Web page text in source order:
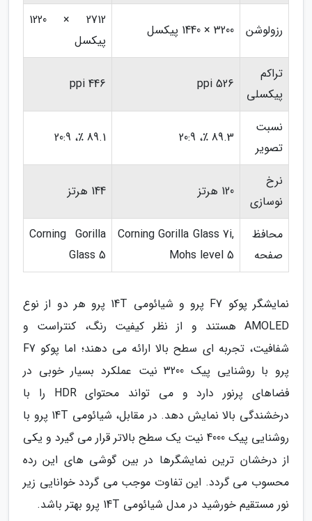
رزولوشن 3200 × 1440 پیکسل
2712 × 1220
پیکسل
تراکم
پیکسلی
526 ppi
446 ppi
نسبت
تصویر
89.3 ٪، 20:9 89.1 ٪، 20:9
نرخ
نوسازی
120 هرتز 144 هرتز
محافظ
صفحه
Corning Gorilla Glass 7i,
Mohs level 5
Corning Gorilla
Glass 5
نمایشگر پوکو F7 پرو و شیائومی 14T پرو هر دو از نوع
AMOLED هستند و از نظر کیفیت رنگ، کنتراست و
شفافیت، تجربه ای سطح بالا ارائه می دهند؛ اما پوکو F7
پرو با روشنایی پیک 3200 نیت عملکرد بسیار خوبی در
فضاهای پرنور دارد و می تواند محتوای HDR را با
درخشندگی بالا نمایش دهد. در مقابل، شیائومی 14T پرو با
روشنایی پیک 4000 نیت یک سطح بالاتر قرار می گیرد و یکی
از درخشان ترین نمایشگرها در بین گوشی های این رده
محسوب می گردد. این تفاوت موجب می گردد خوانایی زیر
نور مستقیم خورشید در مدل شیائومی 14T پرو بهتر باشد.